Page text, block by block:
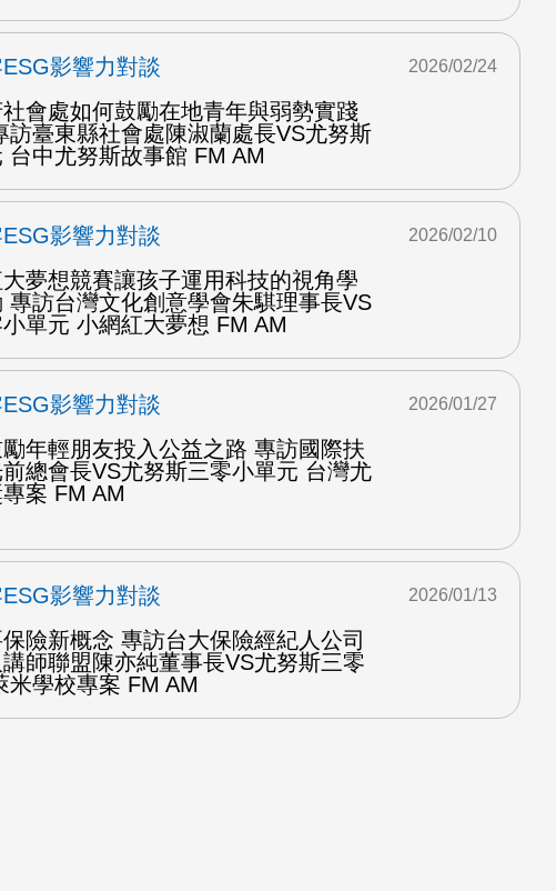
影響力對談
會處如何鼓勵在地青年與弱勢實踐
訪臺東縣社會處陳淑蘭處長VS尤努斯
台中尤努斯故事館 FM AM
2026/02/24
影響力對談
夢想競賽讓孩子運用科技的視角學
專訪台灣文化創意學會朱騏理事長VS
單元 小網紅大夢想 FM AM
2026/02/10
影響力對談
年輕朋友投入公益之路 專訪國際扶
總會長VS尤努斯三零小單元 台灣尤
案 FM AM
2026/01/27
影響力對談
險新概念 專訪台大保險經紀人公司
師聯盟陳亦純董事長VS尤努斯三零
米學校專案 FM AM
2026/01/13